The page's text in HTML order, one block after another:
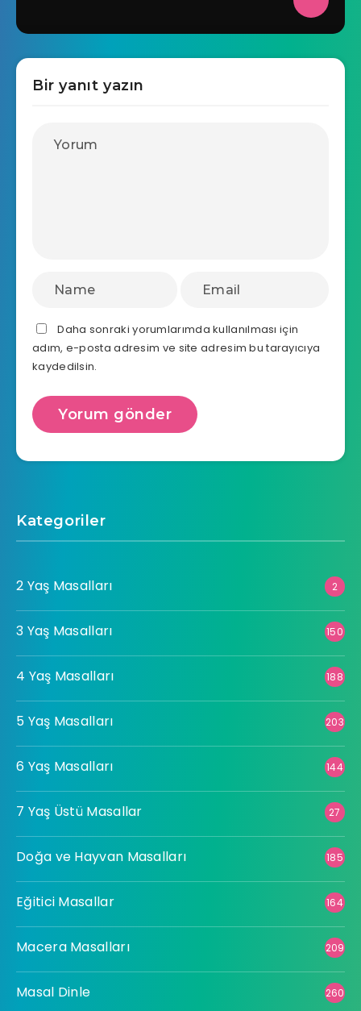
Bir yanıt yazın
Daha sonraki yorumlarımda kullanılması için
adım, e-posta adresim ve site adresim bu tarayıcıya
kaydedilsin.
Kategoriler
2 Yaş Masalları 2
3 Yaş Masalları 150
4 Yaş Masalları 188
5 Yaş Masalları 203
6 Yaş Masalları 144
7 Yaş Üstü Masallar 27
Doğa ve Hayvan Masalları 185
Eğitici Masallar 164
Macera Masalları 209
Masal Dinle 260